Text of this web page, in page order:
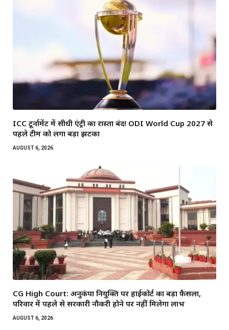
ICC टूर्नामेंट में सीधी एंट्री का रास्ता बंद! ODI World Cup 2027 से
पहले टीम को लगा बड़ा झटका
AUGUST 6, 2026
CG High Court: अनुकंपा नियुक्ति पर हाईकोर्ट का बड़ा फैसला,
परिवार में पहले से सरकारी नौकरी होने पर नहीं मिलेगा लाभ
AUGUST 6, 2026